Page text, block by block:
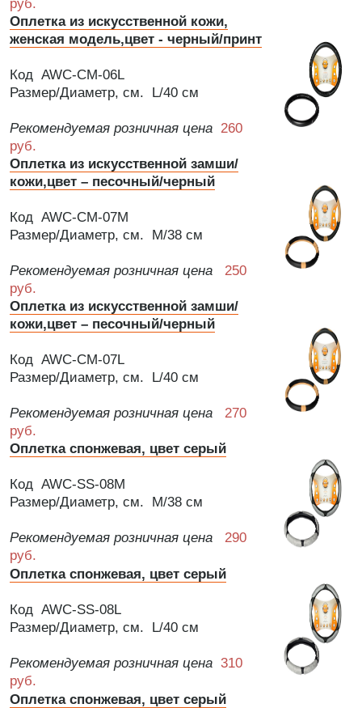
руб.
Оплетка из искусственной кожи,
женская модель,цвет - черный/принт
Код AWC-CM-06L
Размер/Диаметр, см. L/40 см
Рекомендуемая розничная цена 260
руб.
Оплетка из искусственной замши/
кожи,цвет – песочный/черный
Код AWC-CM-07M
Размер/Диаметр, см. M/38 см
Рекомендуемая розничная цена
250
руб.
Оплетка из искусственной замши/
кожи,цвет – песочный/черный
Код AWC-CM-07L
Размер/Диаметр, см. L/40 см
Рекомендуемая розничная цена
270
руб.
Оплетка спонжевая, цвет серый
Код AWC-SS-08M
Размер/Диаметр, см. M/38 см
Рекомендуемая розничная цена
290
руб.
Оплетка спонжевая, цвет серый
Код AWC-SS-08L
Размер/Диаметр, см. L/40 см
Рекомендуемая розничная цена 310
руб.
Оплетка спонжевая, цвет серый